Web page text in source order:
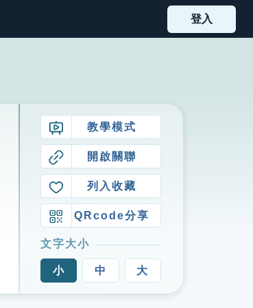
登入
教學模式
開啟關聯
列入收藏
QRcode分享
文字大小
小 中 大